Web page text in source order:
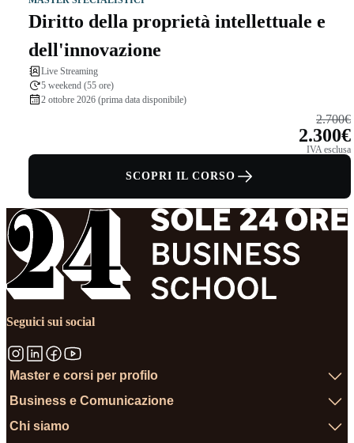
Diritto della proprietà intellettuale e
dell'innovazione
Live Streaming
5 weekend (55 ore)
2 ottobre 2026 (prima data disponibile)
2.700€
2.300€
IVA esclusa
SCOPRI IL CORSO
Seguici sui social
Master e corsi per profilo
Business e Comunicazione
Chi siamo